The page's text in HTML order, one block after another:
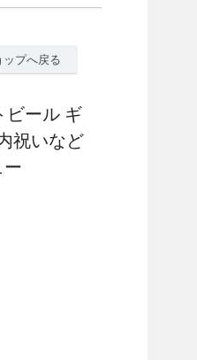
ップへ戻る
ビール ギ
祝いなど
ー